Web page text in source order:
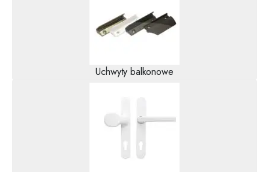
Uchwyty balkonowe